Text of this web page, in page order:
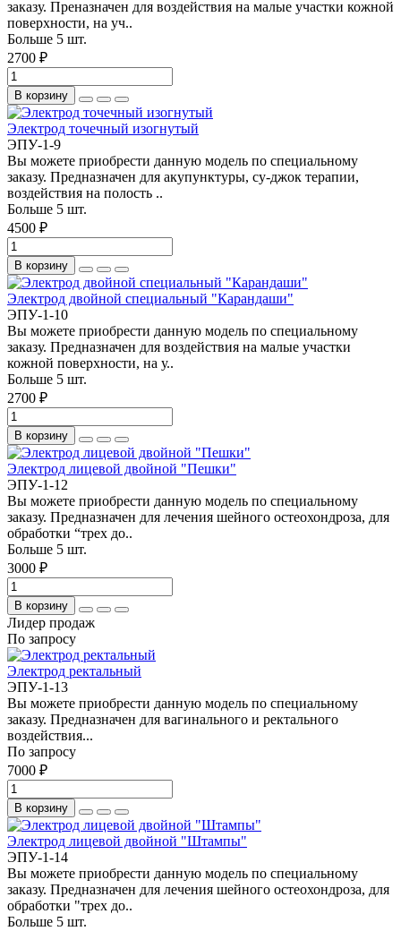
заказу. Преназначен для воздействия на малые участки кожной
поверхности, на уч..
Больше 5 шт.
2700 ₽
В корзину
Электрод точечный изогнутый
ЭПУ-1-9
Вы можете приобрести данную модель по специальному
заказу. Предназначен для акупунктуры, су-джок терапии,
воздействия на полость ..
Больше 5 шт.
4500 ₽
В корзину
Электрод двойной специальный "Карандаши"
ЭПУ-1-10
Вы можете приобрести данную модель по специальному
заказу. Предназначен для воздействия на малые участки
кожной поверхности, на у..
Больше 5 шт.
2700 ₽
В корзину
Электрод лицевой двойной "Пешки"
ЭПУ-1-12
Вы можете приобрести данную модель по специальному
заказу. Предназначен для лечения шейного остеохондроза, для
обработки “трех до..
Больше 5 шт.
3000 ₽
В корзину
Лидер продаж
По запросу
Электрод ректальный
ЭПУ-1-13
Вы можете приобрести данную модель по специальному
заказу. Предназначен для вагинального и ректального
воздействия...
По запросу
7000 ₽
В корзину
Электрод лицевой двойной "Штампы"
ЭПУ-1-14
Вы можете приобрести данную модель по специальному
заказу. Предназначен для лечения шейного остеохондроза, для
обработки "трех до..
Больше 5 шт.